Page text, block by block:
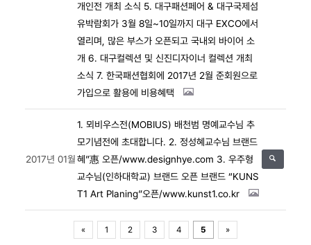
개인전 개최 소식 5. 대구패션페어 & 대구국제섬
유박람회가 3월 8일~10일까지 대구 EXCO에서
열리며, 많은 부스가 오픈되고 국내외 바이어 소
개 6. 대구컬렉션 및 신진디자이너 컬렉션 개최
소식 7. 한국패션협회에 2017년 2월 준회원으로
가입으로 활용에 비용혜택
2017년 01월
1. 뫼비우스전(MOBIUS) 배천범 명예교수님 추
모기념전에 초대합니다. 2. 정성혜교수님 브랜드
혜”惠 오픈/www.designhye.com 3. 우주형
교수님(인하대학교) 브랜드 오픈 브랜드 “KUNS
T1 Art Planing”오픈/www.kunst1.co.kr
« 1 2 3 4 5 »